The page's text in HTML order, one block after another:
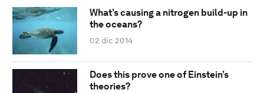
What’s causing a nitrogen build-up in
the oceans?
02 dic 2014
Does this prove one of Einstein’s
theories?